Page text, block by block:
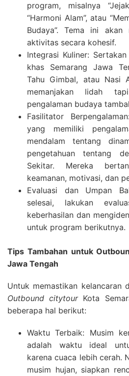
program, misalnya
“Harmoni Alam”, atau
Budaya”. Tema ini akan
aktivitas secara kohesif.
Integrasi Kuliner:
khas Semarang Jawa
Tahu Gimbal, atau Nasi
memanjakan lidah
pengalaman budaya
Fasilitator
yang memiliki
mendalam tentang
pengetahuan tentang
Sekitar. Mereka
keamanan, motivasi, dan
Evaluasi dan Umpan
selesai, lakukan
keberhasilan dan
untuk program berikutnya.
Tips Tambahan untuk
Jawa Tengah
Untuk memastikan kelancaran
Outbound citytourKota
beberapa hal berikut:
Waktu Terbaik: Musim
adalah waktu ideal
karena cuaca lebih cerah.
musim hujan, siapkan